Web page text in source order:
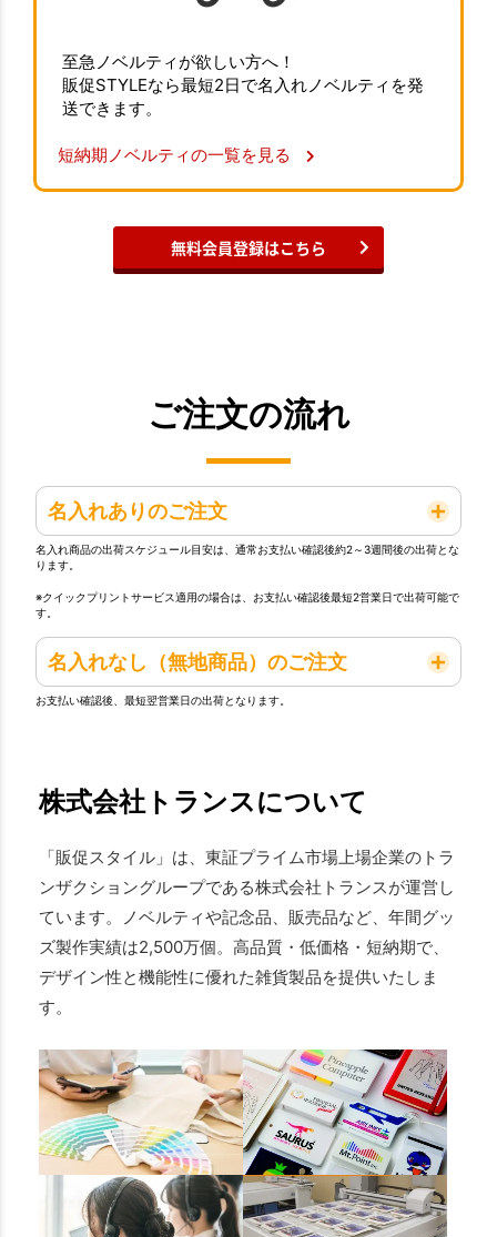
至急ノベルティが欲しい方へ！
販促STYLEなら最短2日で名入れノベルティを発
送できます。
短納期ノベルティの一覧を見る
無料会員登録はこちら
ご注文の流れ
名入れありのご注文
名入れ商品の出荷スケジュール目安は、通常お支払い確認後約2～3週間後の出荷とな
ります。
※クイックプリントサービス適用の場合は、お支払い確認後最短2営業日で出荷可能で
す。
名入れなし（無地商品）のご注文
お支払い確認後、最短翌営業日の出荷となります。
株式会社トランスについて
「販促スタイル」は、東証プライム市場上場企業のトラ
ンザクショングループである株式会社トランスが運営し
ています。ノベルティや記念品、販売品など、年間グッ
ズ製作実績は2,500万個。高品質・低価格・短納期で、
デザイン性と機能性に優れた雑貨製品を提供いたしま
す。